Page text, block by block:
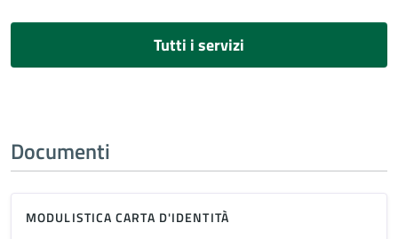
Tutti i servizi
Documenti
MODULISTICA CARTA D'IDENTITÀ